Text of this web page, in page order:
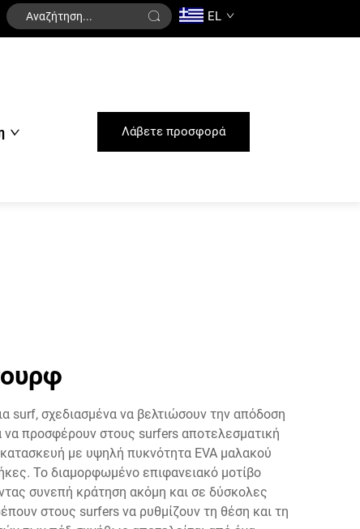
EL
Λάβετε προσφορά
surf, σχεδιασμένα να βελτιώσουν την απόδοση
να προσφέρουν στους surfers αποτελεσματική
με υψηλή πυκνότητα EVA μαλακού
Το διαμορφωμένο επιφανειακό μοτίβο
συνεπή κράτηση ακόμη και σε δύσκολες
στους surfers να ρυθμίζουν τη θέση και τη